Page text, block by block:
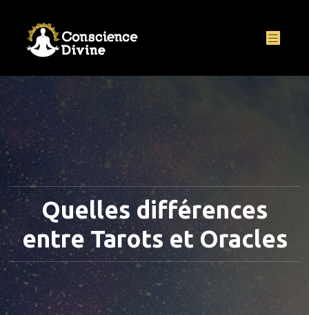
Quelles différences
entre Tarots et Oracles